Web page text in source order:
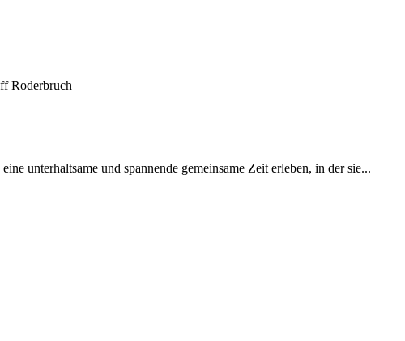
Roderbruch
unterhaltsame und spannende gemeinsame Zeit erleben, in der sie...